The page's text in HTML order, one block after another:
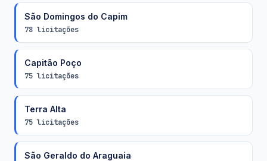
São Domingos do Capim
78 licitações
Capitão Poço
75 licitações
Terra Alta
75 licitações
São Geraldo do Araguaia